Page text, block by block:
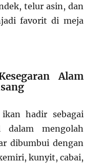
telur asin, dan
favorit di meja
Alam
hadir sebagai
dalam mengolah
dibumbui dengan
kunyit, cabai,